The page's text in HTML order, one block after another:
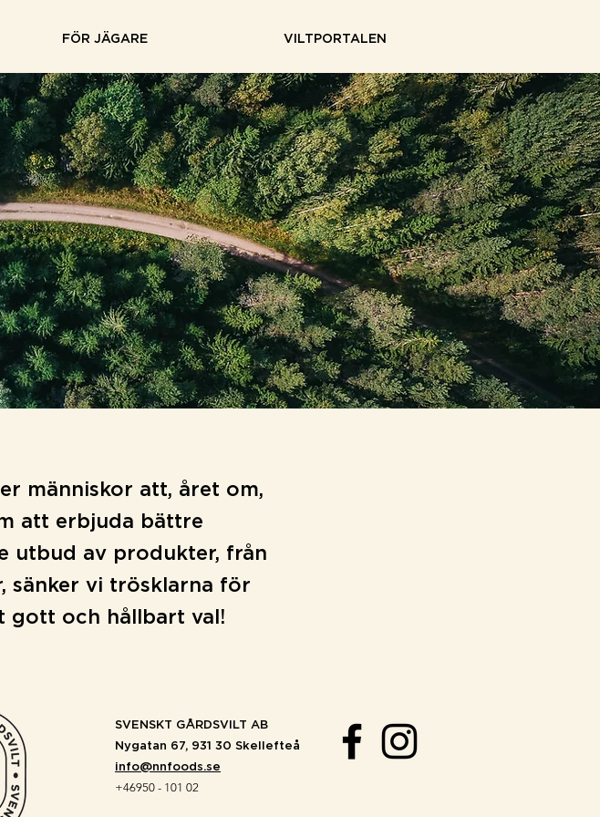
FÖR JÄGARE VILTPORTALEN
människor att, året om,
att erbjuda bättre
utbud av produkter, från
sänker vi trösklarna för
gott och hållbart val!
SVENSKT GÅRDSVILT AB
Nygatan 67, 931 30 Skellefteå
info@nnfoods.se
+46950 - 101 02